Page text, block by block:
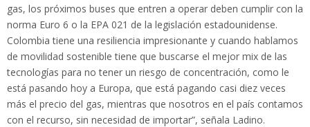
gas, los próximos buses que entren a operar deben cumplir con la
norma Euro 6 o la EPA 021 de la legislación estadounidense.
Colombia tiene una resiliencia impresionante y cuando hablamos
de movilidad sostenible tiene que buscarse el mejor mix de las
tecnologías para no tener un riesgo de concentración, como le
está pasando hoy a Europa, que está pagando casi diez veces
más el precio del gas, mientras que nosotros en el país contamos
con el recurso, sin necesidad de importar”, señala Ladino.